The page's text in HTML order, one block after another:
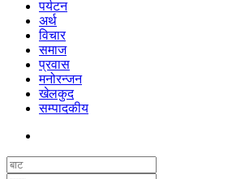
पर्यटन
अर्थ
विचार
समाज
प्रवास
मनोरन्जन
खेलकुद
सम्पादकीय